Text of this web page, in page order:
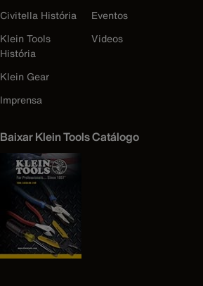
Civitella História
Klein Tools
História
Klein Gear
Imprensa
Eventos
Videos
Baixar Klein Tools Catálogo